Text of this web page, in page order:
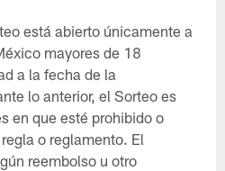
está abierto únicamente a
mayores de 18
a la fecha de la
lo anterior, el Sorteo es
en que esté prohibido o
o reglamento. El
reembolso u otro